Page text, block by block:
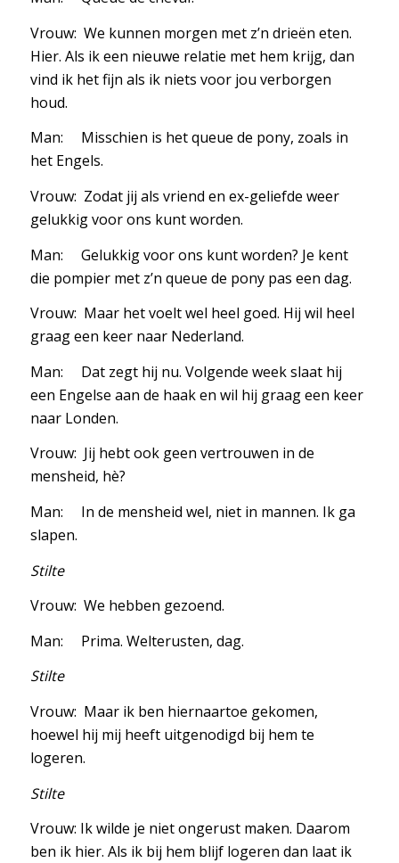
Vrouw: We kunnen morgen met z’n drieën eten.
Hier. Als ik een nieuwe relatie met hem krijg, dan
vind ik het fijn als ik niets voor jou verborgen
houd.
Man: Misschien is het queue de pony, zoals in
het Engels.
Vrouw: Zodat jij als vriend en ex-geliefde weer
gelukkig voor ons kunt worden.
Man: Gelukkig voor ons kunt worden? Je kent
die pompier met z’n queue de pony pas een dag.
Vrouw: Maar het voelt wel heel goed. Hij wil heel
graag een keer naar Nederland.
Man: Dat zegt hij nu. Volgende week slaat hij
een Engelse aan de haak en wil hij graag een keer
naar Londen.
Vrouw: Jij hebt ook geen vertrouwen in de
mensheid, hè?
Man: In de mensheid wel, niet in mannen. Ik ga
slapen.
Stilte
Vrouw: We hebben gezoend.
Man: Prima. Welterusten, dag.
Stilte
Vrouw: Maar ik ben hiernaartoe gekomen,
hoewel hij mij heeft uitgenodigd bij hem te
logeren.
Stilte
Vrouw: Ik wilde je niet ongerust maken. Daarom
ben ik hier. Als ik bij hem blijf logeren dan laat ik